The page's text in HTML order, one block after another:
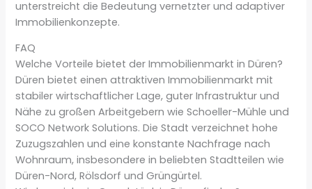
unterstreicht die Bedeutung vernetzter und adaptiver
Immobilienkonzepte.
FAQ
Welche Vorteile bietet der Immobilienmarkt in Düren?
Düren bietet einen attraktiven Immobilienmarkt mit
stabiler wirtschaftlicher Lage, guter Infrastruktur und
Nähe zu großen Arbeitgebern wie Schoeller-Mühle und
SOCO Network Solutions. Die Stadt verzeichnet hohe
Zuzugszahlen und eine konstante Nachfrage nach
Wohnraum, insbesondere in beliebten Stadtteilen wie
Düren-Nord, Rölsdorf und Grüngürtel.